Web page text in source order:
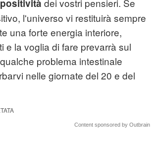
positività dei vostri pensieri. Se
l'universo vi restituirà sempre
una forte energia interiore,
e la voglia di fare prevarrà sul
problema intestinale
nelle giornate del 20 e del
Content sponsored by Outbrain